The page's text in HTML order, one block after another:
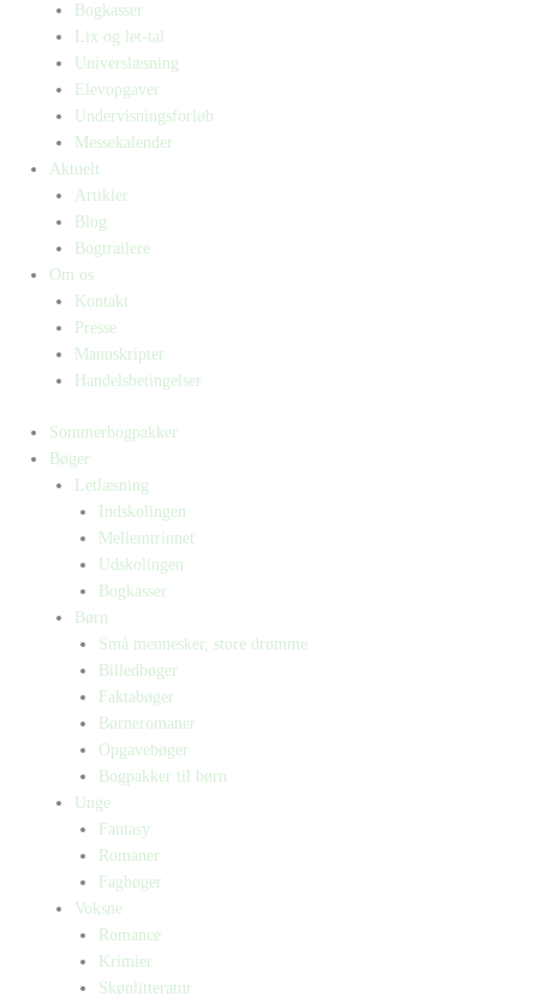
Bogkasser
Lix og let-tal
Universlæsning
Elevopgaver
Undervisningsforløb
Messekalender
Aktuelt
Artikler
Blog
Bogtrailere
Om os
Kontakt
Presse
Manuskripter
Handelsbetingelser
Sommerbogpakker
Bøger
Letlæsning
Indskolingen
Mellemtrinnet
Udskolingen
Bogkasser
Børn
Små mennesker, store drømme
Billedbøger
Faktabøger
Børneromaner
Opgavebøger
Bogpakker til børn
Unge
Fantasy
Romaner
Fagbøger
Voksne
Romance
Krimier
Skønlitteratur